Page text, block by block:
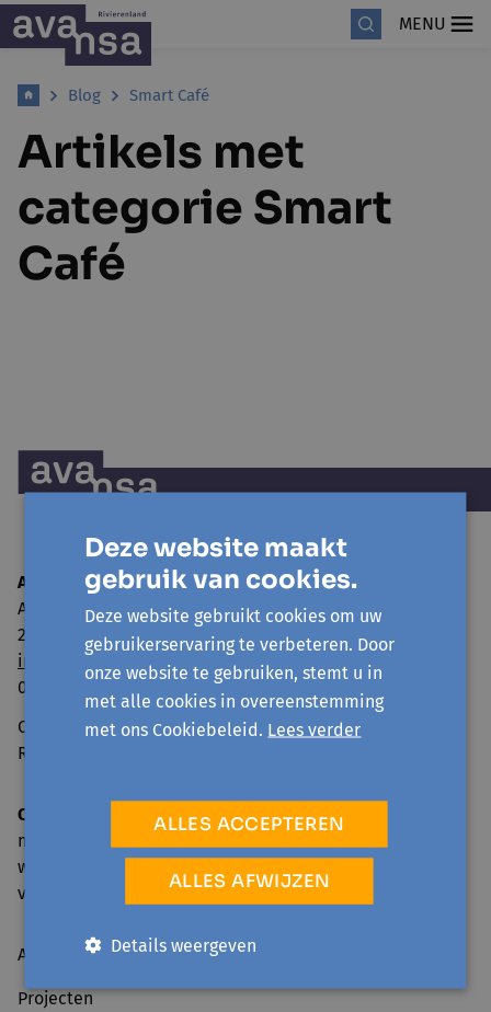
MENU
Blog Smart Café
Artikels met
categorie Smart
Café
Avansa Rivierenland
Adegemstraat 79
2800 Mechelen
info@avansa-rivierenland.be
015 44 41 00
Ondernemingsnummer: 0860.552.425
RPR Antwerpen, afdeling Mechelen
Onthaal en telefonische bereikbaarheid
ma: 09.00-17.00 u.
wo, do: 09.00-16.00 u.
vr: 09.00-12.30 u.
Activiteiten
Projecten
Deze website maakt
gebruik van cookies.
Deze website gebruikt cookies om uw
gebruikerservaring te verbeteren. Door
onze website te gebruiken, stemt u in
met alle cookies in overeenstemming
met ons Cookiebeleid. Lees verder
ALLES ACCEPTEREN
ALLES AFWIJZEN
Details weergeven